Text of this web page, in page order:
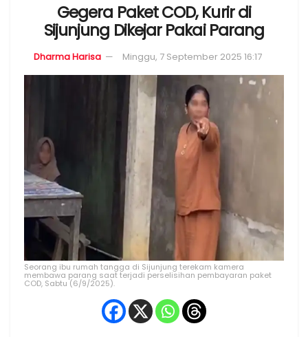
Gegera Paket COD, Kurir di
Sijunjung Dikejar Pakai Parang
Dharma Harisa Minggu, 7 September 2025 16:17
Seorang ibu rumah tangga di Sijunjung terekam kamera
membawa parang saat terjadi perselisihan pembayaran paket
COD, Sabtu (6/9/2025).